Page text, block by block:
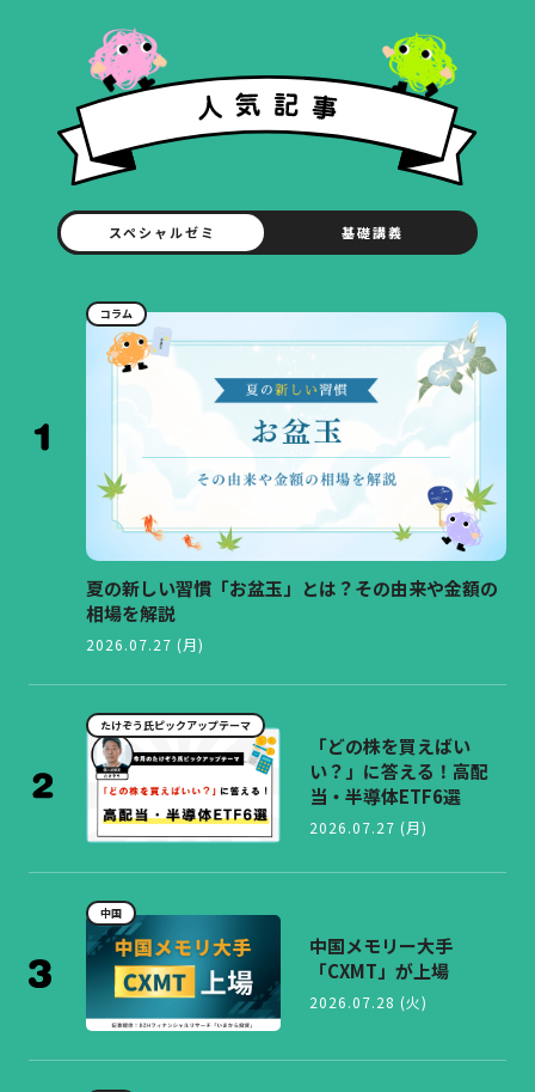
スペシャルゼミ 基礎講義
コラム
夏の新しい習慣「お盆玉」とは？その由来や金額の
相場を解説
2026.07.27 (月)
たけぞう氏ピックアップテーマ
「どの株を買えばい
い？」に答える！高配
当・半導体ETF6選
2026.07.27 (月)
中国
中国メモリー大手
「CXMT」が上場
2026.07.28 (火)